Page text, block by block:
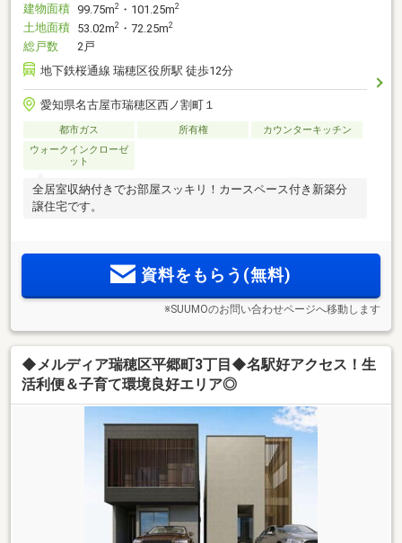
建物面積 99.75m2 ・101.25m2
土地面積 53.02m2 ・72.25m2
総戸数
2戸
地下鉄桜通線 瑞穂区役所駅 徒歩12分
愛知県名古屋市瑞穂区西ノ割町１
都市ガス 所有権
カウンターキッチン
ウォークインクローゼ
ット
全居室収納付きでお部屋スッキリ！カースペース付き新築分
譲住宅です。
資料をもらう(無料)
※SUUMOのお問い合わせページへ移動します
◆メルディア瑞穂区平郷町3丁目◆名駅好アクセス！生
活利便＆子育て環境良好エリア◎